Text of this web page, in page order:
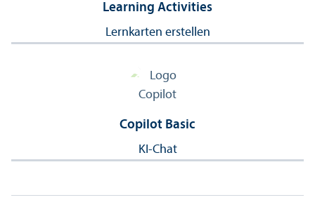
Learning Activities
Lernkarten erstellen
Copilot Basic
KI-Chat